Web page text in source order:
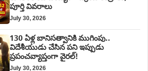
పూర్తి వివరాలు
July 30, 2026
130 ఏళ్ల బానిసత్వానికి ముగింపు..
విదేశీయుడు చేసిన పని ఇప్పుడు
ప్రపంచవ్యాప్తంగా వైరల్!
July 30, 2026